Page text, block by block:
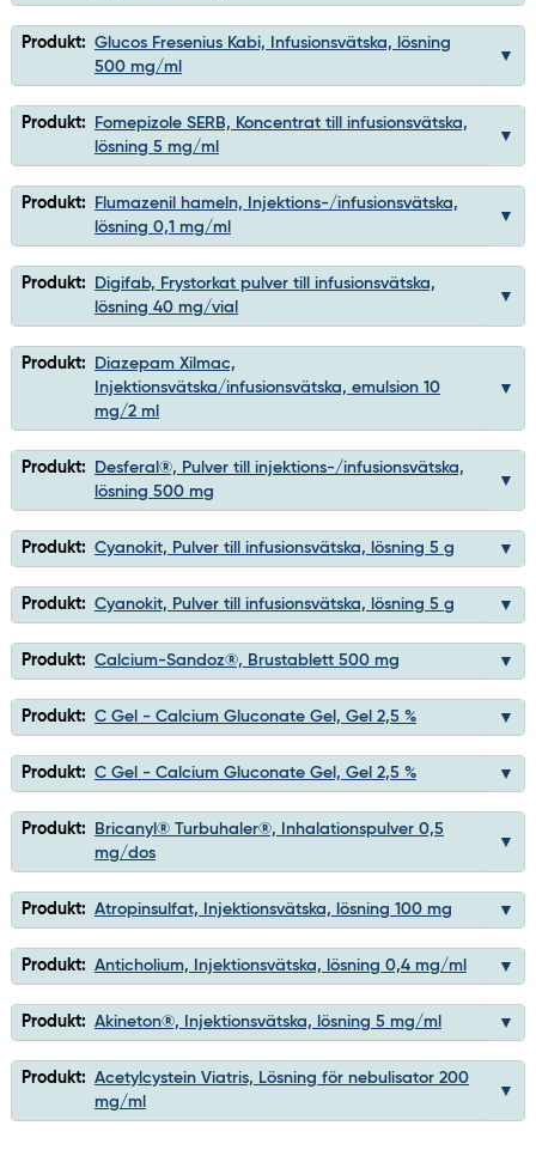
Produkt: Glucos Fresenius Kabi, Infusionsvätska, lösning
500 mg/ml
Produkt:
Fomepizole SERB, Koncentrat till infusionsvätska,
lösning 5 mg/ml
Produkt:
Flumazenil hameln, Injektions-/infusionsvätska,
lösning 0,1 mg/ml
Produkt:
Digifab, Frystorkat pulver till infusionsvätska,
lösning 40 mg/vial
Produkt:
Diazepam Xilmac,
Injektionsvätska/infusionsvätska, emulsion 10
mg/2 ml
Produkt:
Desferal®, Pulver till injektions-/infusionsvätska,
lösning 500 mg
Produkt: Cyanokit, Pulver till infusionsvätska, lösning 5 g
Produkt: Cyanokit, Pulver till infusionsvätska, lösning 5 g
Produkt: Calcium-Sandoz®, Brustablett 500 mg
Produkt: C Gel - Calcium Gluconate Gel, Gel 2,5 %
Produkt: C Gel - Calcium Gluconate Gel, Gel 2,5 %
Produkt:
Bricanyl® Turbuhaler®, Inhalationspulver 0,5
mg/dos
Produkt: Atropinsulfat, Injektionsvätska, lösning 100 mg
Produkt: Anticholium, Injektionsvätska, lösning 0,4 mg/ml
Produkt: Akineton®, Injektionsvätska, lösning 5 mg/ml
Produkt: Acetylcystein Viatris, Lösning för nebulisator 200
mg/ml